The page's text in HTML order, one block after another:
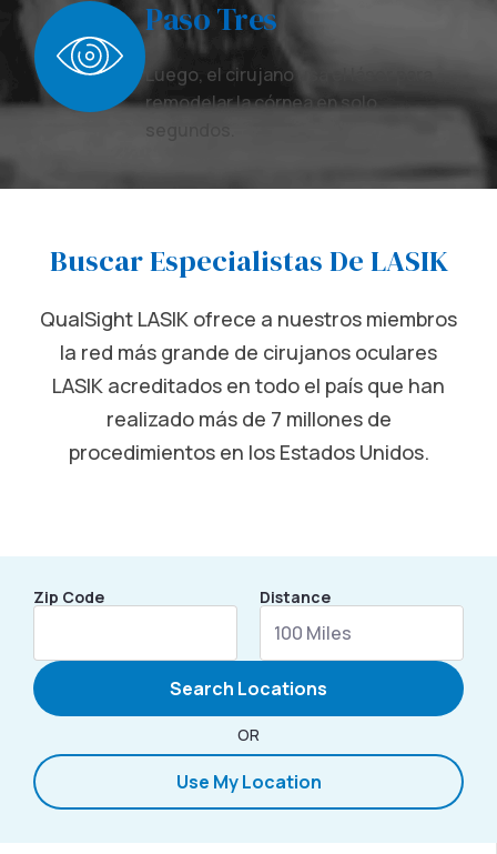
Paso Tres
Luego, el cirujano usa el láser para
remodelar la córnea en solo
Buscar Especialistas De LASIK
QualSight LASIK ofrece a nuestros miembros
la red más grande de cirujanos oculares
LASIK acreditados en todo el país que han
realizado más de 7 millones de
procedimientos en los Estados Unidos.
Zip Code Distance
Search Locations
OR
Use My Location